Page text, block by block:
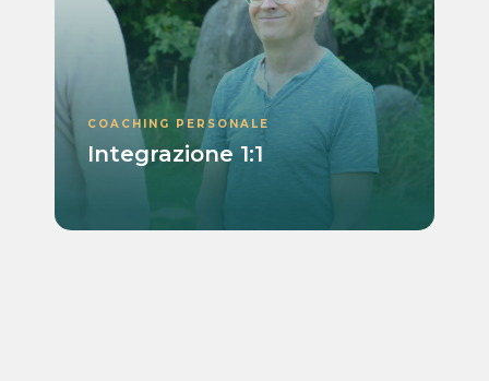
COACHING PERSONALE
Integrazione 1:1